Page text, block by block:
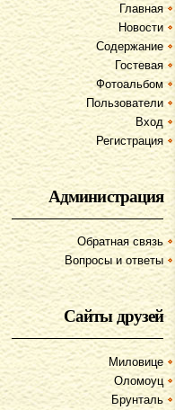
Главная
Новости
Содержание
Гостевая
Фотоальбом
Пользователи
Вход
Регистрация
Администрация
Обратная связь
Вопросы и ответы
Сайты друзей
Миловице
Оломоуц
Брунталь